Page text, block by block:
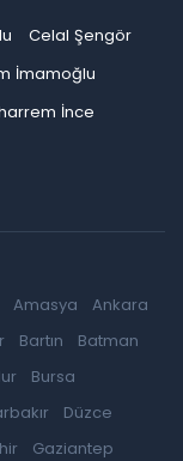
Celal Şengör
İmamoğlu
İnce
Amasya
Ankara
Bartın
Batman
Bursa
Düzce
Gaziantep